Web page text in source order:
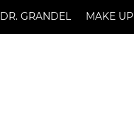
DR. GRANDEL MAKE UP